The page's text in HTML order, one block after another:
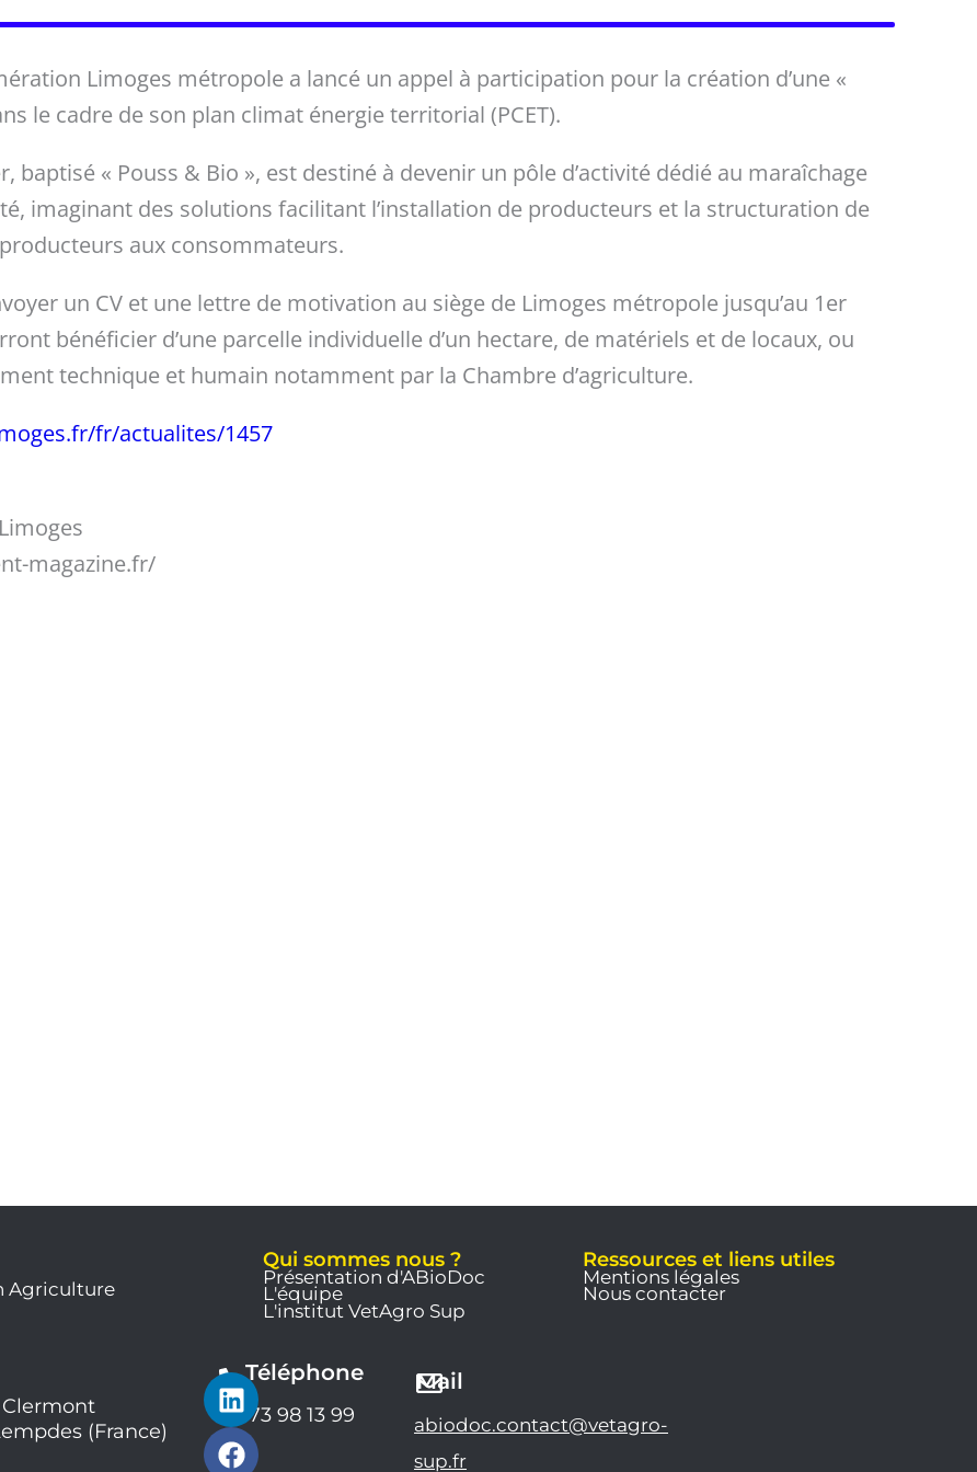
Limoges métropole a lancé un appel à participation pour la création d’une «
le cadre de son plan climat énergie territorial (PCET).
baptisé « Pouss & Bio », est destiné à devenir un pôle d’activité dédié au maraîchage
imaginant des solutions facilitant l’installation de producteurs et la structuration de
aux consommateurs.
un CV et une lettre de motivation au siège de Limoges métropole jusqu’au 1er
bénéficier d’une parcelle individuelle d’un hectare, de matériels et de locaux, ou
technique et humain notamment par la Chambre d’agriculture.
fr/actualites/1457
magazine.fr/
Agriculture
(France)
Téléphone
04 73 98 13 99
Mail
abiodoc.contact@vetagro-
sup.fr
L
i
n
F
a
c
Y
o
u
Qui sommes nous ?
Présentation d'ABioDoc
L'équipe
L'institut VetAgro Sup
Ressources et liens utiles
Mentions légales
Nous contacter